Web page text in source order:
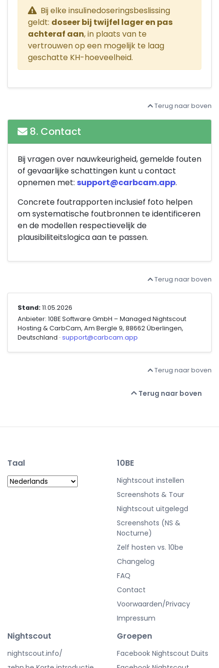
Bij elke insulinedoseringsbeslissing
geldt: doseer bij twijfel lager en pas
achteraf aan, in plaats van te
vertrouwen op een mogelijk te laag
geschatte KH-hoeveelheid.
Terug naar boven
8. Contact
Bij vragen over nauwkeurigheid, gemelde fouten
of gevaarlijke schattingen kunt u contact
opnemen met: support@carbcam.app.
Concrete foutrapporten inclusief foto helpen
om systematische foutbronnen te identificeren
en de modellen respectievelijk de
plausibiliteitslogica aan te passen.
Terug naar boven
Stand: 11.05.2026
Anbieter: 10BE Software GmbH – Managed Nightscout
Hosting & CarbCam, Am Bergle 9, 88662 Überlingen,
Deutschland · support@carbcam.app
Terug naar boven
Terug naar boven
Taal 10BE
Nightscout instellen
Screenshots & Tour
Nightscout uitgelegd
Screenshots (NS &
Nocturne)
Zelf hosten vs. 10be
Changelog
FAQ
Contact
Voorwaarden/Privacy
Impressum
Nightscout
nightscout.info/
Groepen
Facebook Nightscout Duits